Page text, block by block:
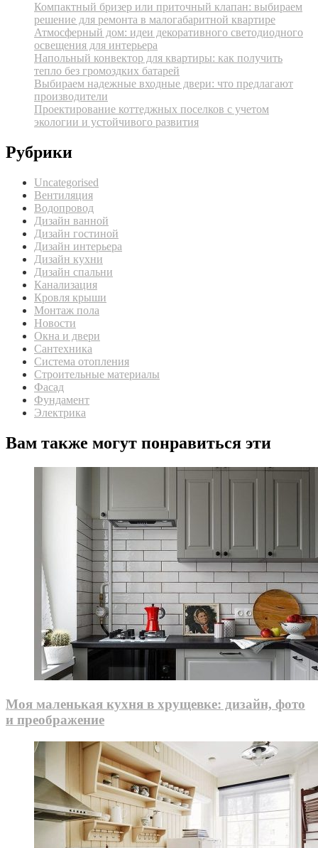
Компактный бризер или приточный клапан: выбираем
решение для ремонта в малогабаритной квартире
Атмосферный дом: идеи декоративного светодиодного
освещения для интерьера
Напольный конвектор для квартиры: как получить
тепло без громоздких батарей
Выбираем надежные входные двери: что предлагают
производители
Проектирование коттеджных поселков с учетом
экологии и устойчивого развития
Рубрики
Uncategorised
Вентиляция
Водопровод
Дизайн ванной
Дизайн гостиной
Дизайн интерьера
Дизайн кухни
Дизайн спальни
Канализация
Кровля крыши
Монтаж пола
Новости
Окна и двери
Сантехника
Система отопления
Строительные материалы
Фасад
Фундамент
Электрика
Вам также могут понравиться эти
Моя маленькая кухня в хрущевке: дизайн, фото
и преображение